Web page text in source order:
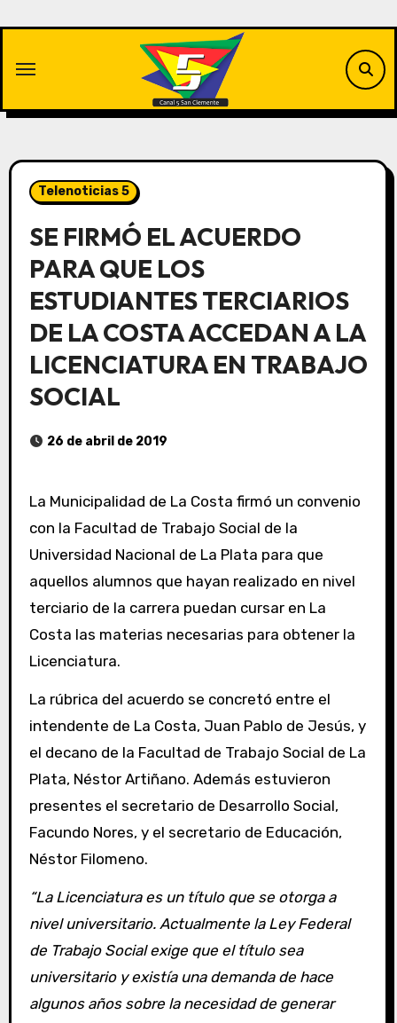
contenido
Telenoticias 5
SE FIRMÓ EL ACUERDO
PARA QUE LOS
ESTUDIANTES TERCIARIOS
DE LA COSTA ACCEDAN A LA
LICENCIATURA EN TRABAJO
SOCIAL
26 de abril de 2019
La Municipalidad de La Costa firmó un convenio
con la Facultad de Trabajo Social de la
Universidad Nacional de La Plata para que
aquellos alumnos que hayan realizado en nivel
terciario de la carrera puedan cursar en La
Costa las materias necesarias para obtener la
Licenciatura.
La rúbrica del acuerdo se concretó entre el
intendente de La Costa, Juan Pablo de Jesús, y
el decano de la Facultad de Trabajo Social de La
Plata, Néstor Artiñano. Además estuvieron
presentes el secretario de Desarrollo Social,
Facundo Nores, y el secretario de Educación,
Néstor Filomeno.
“La Licenciatura es un título que se otorga a
nivel universitario. Actualmente la Ley Federal
de Trabajo Social exige que el título sea
universitario y existía una demanda de hace
algunos años sobre la necesidad de generar